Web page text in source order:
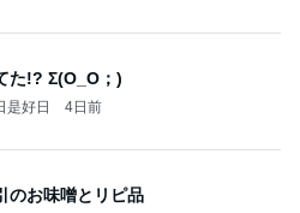
た!? Σ(O_O；)
是好日 4日前
のお味噌とリピ品